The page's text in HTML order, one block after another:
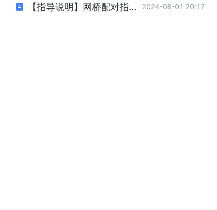
【指导说明】网桥配对指导说明.pdf 2024-08-01 20:17